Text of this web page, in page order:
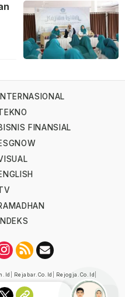
INTERNASIONAL
FINANSIAL
INDEKS
Rejabar.co.id Rejogja.co.id